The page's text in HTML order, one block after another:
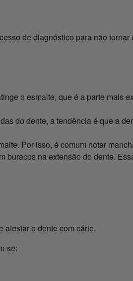
de diagnóstico para não
o esmalte, que é a parte mais
do dente, a tendência é que a
Por isso, é comum notar
buracos na extensão do dente.
atestar o dente com cárie.
se: